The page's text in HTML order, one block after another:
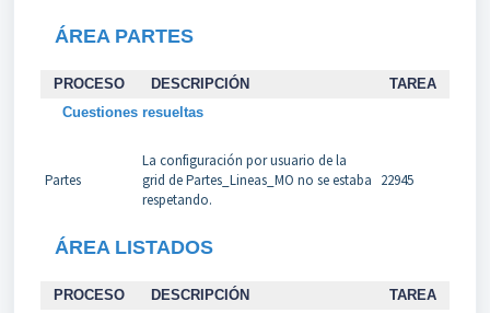
ÁREA PARTES
PROCESO DESCRIPCIÓN
TAREA
Cuestiones resueltas
Partes
La configuración por usuario de la
grid de Partes_Lineas_MO no se estaba
respetando.
22945
ÁREA LISTADOS
PROCESO DESCRIPCIÓN TAREA